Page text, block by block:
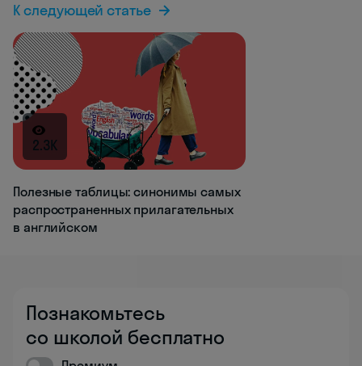
К следующей статье
2.3K
Полезные таблицы: синонимы самых
распространенных прилагательных
в английском
Познакомьтесь
со школой бесплатно